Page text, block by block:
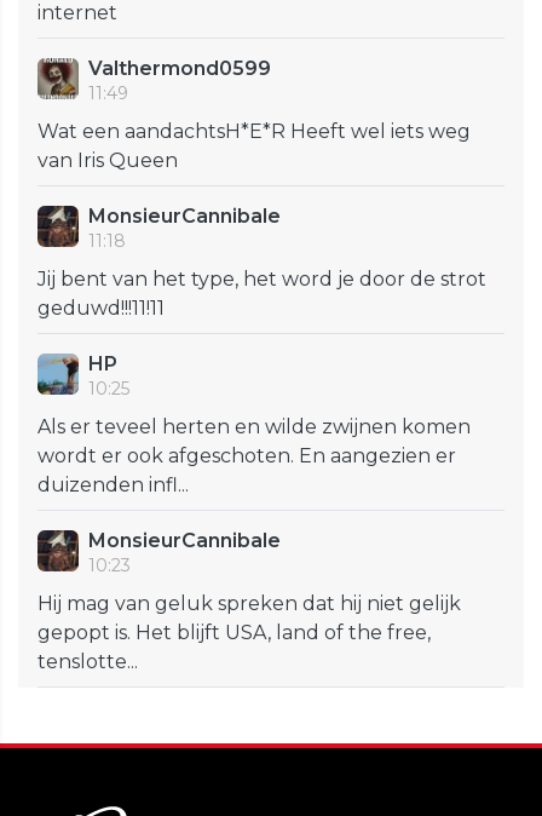
internet
Valthermond0599
11:49
Wat een aandachtsH*E*R Heeft wel iets weg
van Iris Queen
MonsieurCannibale
11:18
Jij bent van het type, het word je door de strot
geduwd!!!11!11
HP
10:25
Als er teveel herten en wilde zwijnen komen
wordt er ook afgeschoten. En aangezien er
duizenden infl...
MonsieurCannibale
10:23
Hij mag van geluk spreken dat hij niet gelijk
gepopt is. Het blijft USA, land of the free,
tenslotte...